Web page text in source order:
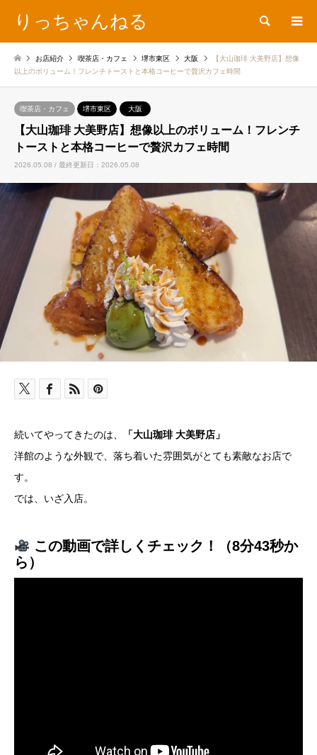
りっちゃんねる 検索
お店紹介 喫茶店・カフェ 堺市東区 大阪
【大山珈琲 大美野店】想像
以上のボリューム！フレンチトーストと本格コーヒーで贅沢カフェ時間
喫茶店・カフェ 堺市東区 大阪
【大山珈琲 大美野店】想像以上のボリューム！フレンチ
トーストと本格コーヒーで贅沢カフェ時間
2026.05.08 / 最終更新日：2026.05.08
続いてやってきたのは、
「大山珈琲 大美野店」
洋館のような外観で、落ち着いた雰囲気がとても素敵なお店で
す。
では、いざ入店。
この動画で詳しくチェック！（8分43秒か
ら）